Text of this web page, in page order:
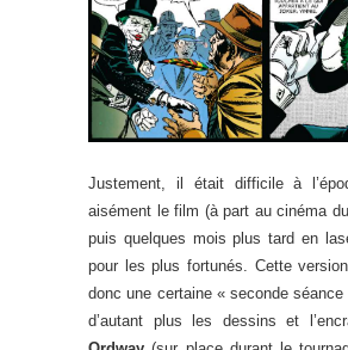
Justement, il était difficile à
aisément le film (à part au cinéma
puis quelques mois plus tard en
pour les plus fortunés. Cette
donc une certaine « seconde séance
d’autant plus les dessins et